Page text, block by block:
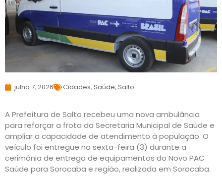
julho 7, 2026 Cidades, Saúde, Salto
A Prefeitura de Salto recebeu uma nova ambulância
para reforçar a frota da Secretaria Municipal de Saúde e
ampliar a capacidade de atendimento à população. O
veículo foi entregue na sexta-feira (3) durante a
cerimônia de entrega de equipamentos do Novo PAC
Saúde para Sorocaba e região, realizada em Sorocaba.